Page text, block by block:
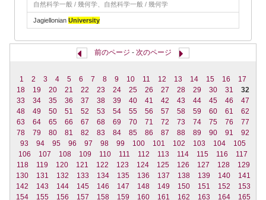
自然科学一般 / 幾何学、自然科学一般 / 幾何学
Jagiellonian University
前のページ - 次のページ
1 2 3 4 5 6 7 8 9 10 11 12 13 14 15 16
17
18
19 20 21 22 23 24 25 26 27 28 29 30 31
32
33
34 35 36 37 38 39 40 41 42 43 44 45 46
47
48
49 50 51 52 53 54 55 56 57 58 59 60 61
62
63
64 65 66 67 68 69 70 71 72 73 74 75 76
77
78
79 80 81 82 83 84 85 86 87 88 89 90 91
92
93
94 95 96 97 98 99 100 101 102 103 104
105
106
107 108 109 110 111 112 113 114 115 116
117
118
119 120 121 122 123 124 125 126 127 128
129
130
131 132 133 134 135 136 137 138 139 140
141
142
143 144 145 146 147 148 149 150 151 152
153
154
155 156 157 158 159 160 161 162 163 164 165